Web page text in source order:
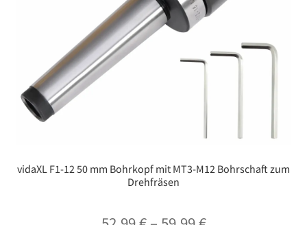
vidaXL F1-12 50 mm Bohrkopf mit MT3-M12 Bohrschaft zum
Drehfräsen